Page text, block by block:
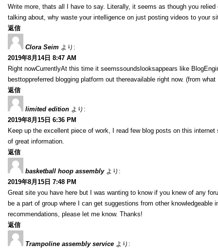
Write more, thats all I have to say. Literally, it seems as though you
talking about, why waste your intelligence on just posting videos to your
返信
Clora Seim より:
2019年8月14日 8:47 AM
Right nowCurrentlyAt this time it seemssoundslooksappears like
besttoppreferred blogging platform out thereavailable right now. (from
返信
limited edition より:
2019年8月15日 6:36 PM
Keep up the excellent piece of work, I read few blog posts on this
of great information.
返信
basketball hoop assembly より:
2019年8月15日 7:48 PM
Great site you have here but I was wanting to know if you knew of any
be a part of group where I can get suggestions from other
recommendations, please let me know. Thanks!
返信
Trampoline assembly service より: